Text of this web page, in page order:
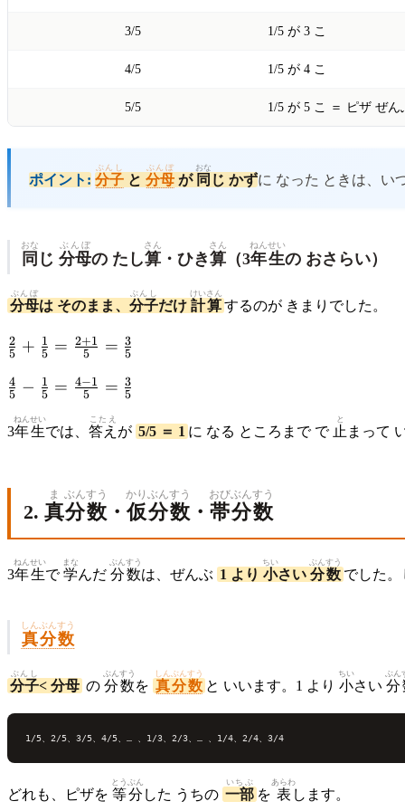
3/5 1/5 が 3 こ
4/5 1/5 が 4 こ
5/5 1/5 が 5 こ ＝ ピザ ぜ
ポイント: 分子
ぶんし
と 分母
ぶんぼ
が 同
おな
じ かずに なった ときは、い
同
おな
じ 分母
ぶんぼ
の たし算
さん
・ひき算
さん
（3年生
ねんせい
の おさらい）
分母
ぶんぼ
は そのまま、 分子
ぶんし
だけ 計算
けいさん
するのが きまりでした。
\frac{2}
{5} +
\frac{1}
{5} =
\frac{2+1}
{5}
5
2 + 5
1 = 5
2+1 = 5
3
\frac{4}
{5} -
\frac{1}
1}{5} =
\frac{3}
5
4 − 5
1 = 5
4−1 = 5
3
3年生
ねんせい
では、 答え
こたえ
が 5/5 ＝ 1 に なる ところまで で止
と
まって
2. 真
ま
分数
ぶんすう
・仮
かり
分数
ぶんすう
・ 帯
おび
分数
ぶんすう
3年生
ねんせい
で学
まな
んだ 分数
ぶんすう
は、ぜんぶ 1 より 小
ちい
さい 分数
ぶんすう
でした
真分数
しんぶんすう
分子
ぶんし
< 分母 の 分数
ぶんすう
を 真分数
しんぶんすう
と いいます。1 より 小
ちい
さい 分
ぶん
どれも、ピザを 等分
とうぶん
した うちの 一部
いちぶ
を 表
あらわ
します。